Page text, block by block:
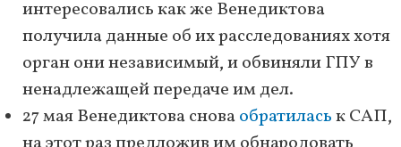
интересовались как же Венедиктова
получила данные об их расследованиях хотя
орган они независимый, и обвиняли ГПУ в
ненадлежащей передаче им дел.
27 мая Венедиктова сноваобратиласьк САП,